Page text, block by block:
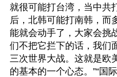
就很可能打台湾，当中共
后，北韩可能打南韩，而
能就会动手了，大家会挑
们不把它拦下的话，我们
三次世界大战。这就是欧
的基本的一个心态。”“国